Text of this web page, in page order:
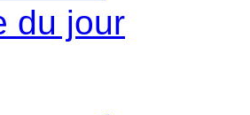
du jour